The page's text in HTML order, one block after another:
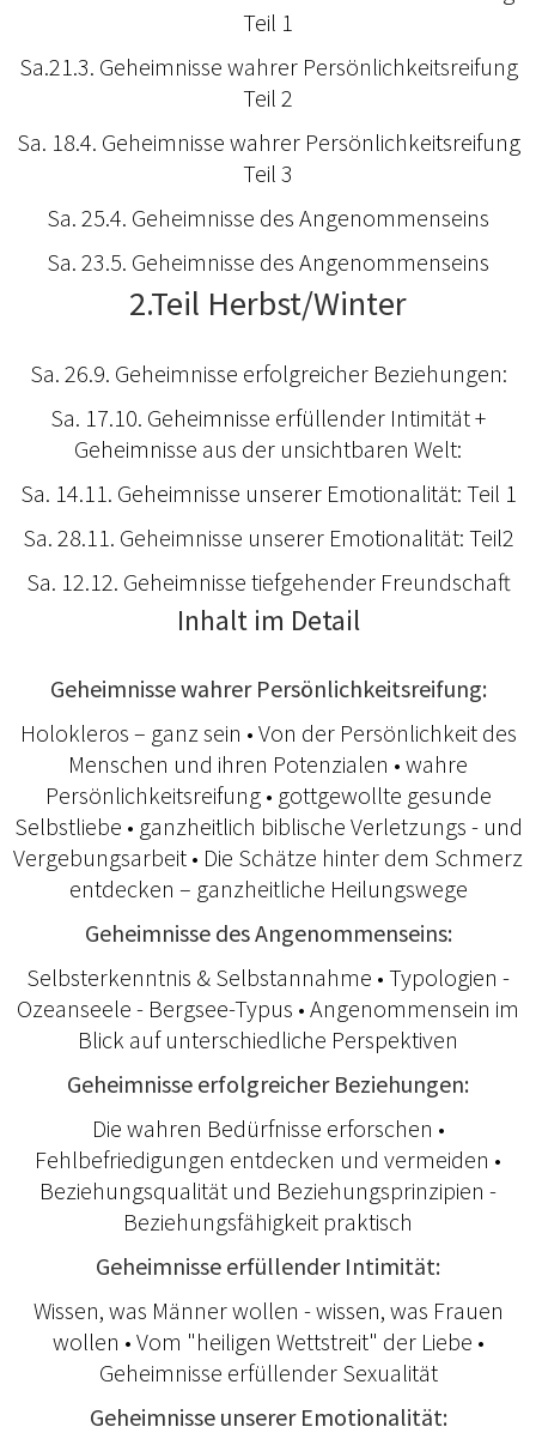
Teil 1
Sa.21.3. Geheimnisse wahrer Persönlichkeitsreifung
Teil 2
Sa. 18.4. Geheimnisse wahrer Persönlichkeitsreifung
Teil 3
Sa. 25.4. Geheimnisse des Angenommenseins
Sa. 23.5. Geheimnisse des Angenommenseins
2.Teil Herbst/Winter
Sa. 26.9. Geheimnisse erfolgreicher Beziehungen:
Sa. 17.10. Geheimnisse erfüllender Intimität +
Geheimnisse aus der unsichtbaren Welt:
Sa. 14.11. Geheimnisse unserer Emotionalität: Teil 1
Sa. 28.11. Geheimnisse unserer Emotionalität: Teil2
Sa. 12.12. Geheimnisse tiefgehender Freundschaft
Inhalt im Detail
Geheimnisse wahrer Persönlichkeitsreifung:
Holokleros – ganz sein • Von der Persönlichkeit des
Menschen und ihren Potenzialen • wahre
Persönlichkeitsreifung • gottgewollte gesunde
Selbstliebe • ganzheitlich biblische Verletzungs - und
Vergebungsarbeit • Die Schätze hinter dem Schmerz
entdecken – ganzheitliche Heilungswege
Geheimnisse des Angenommenseins:
Selbsterkenntnis & Selbstannahme • Typologien -
Ozeanseele - Bergsee-Typus • Angenommensein im
Blick auf unterschiedliche Perspektiven
Geheimnisse erfolgreicher Beziehungen:
Die wahren Bedürfnisse erforschen •
Fehlbefriedigungen entdecken und vermeiden •
Beziehungsqualität und Beziehungsprinzipien -
Beziehungsfähigkeit praktisch
Geheimnisse erfüllender Intimität:
Wissen, was Männer wollen - wissen, was Frauen
wollen • Vom "heiligen Wettstreit" der Liebe •
Geheimnisse erfüllender Sexualität
Geheimnisse unserer Emotionalität: